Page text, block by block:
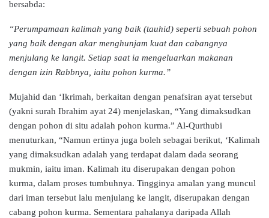
bersabda:
“Perumpamaan kalimah yang baik (tauhid) seperti sebuah pohon
yang baik dengan akar menghunjam kuat dan cabangnya
menjulang ke langit. Setiap saat ia mengeluarkan makanan
dengan izin Rabbnya, iaitu pohon kurma.”
Mujahid dan ‘Ikrimah, berkaitan dengan penafsiran ayat tersebut
(yakni surah Ibrahim ayat 24) menjelaskan, “Yang dimaksudkan
dengan pohon di situ adalah pohon kurma.” Al-Qurthubi
menuturkan, “Namun ertinya juga boleh sebagai berikut, ‘Kalimah
yang dimaksudkan adalah yang terdapat dalam dada seorang
mukmin, iaitu iman. Kalimah itu diserupakan dengan pohon
kurma, dalam proses tumbuhnya. Tingginya amalan yang muncul
dari iman tersebut lalu menjulang ke langit, diserupakan dengan
cabang pohon kurma. Sementara pahalanya daripada Allah